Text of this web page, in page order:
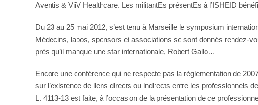
Aventis & ViiV Healthcare. Les militantEs présentEs à l’ISHEID
Du 23 au 25 mai 2012, s’est tenu à Marseille le symposium
Médecins, labos, sponsors et associations se sont donnés rendez-
près qu’il manque une star internationale, Robert Gallo…
Encore une conférence qui ne respecte pas la réglementation de
sur l’existence de liens directs ou indirects entre les professionnels
L. 4113-13 est faite, à l’occasion de la présentation de ce